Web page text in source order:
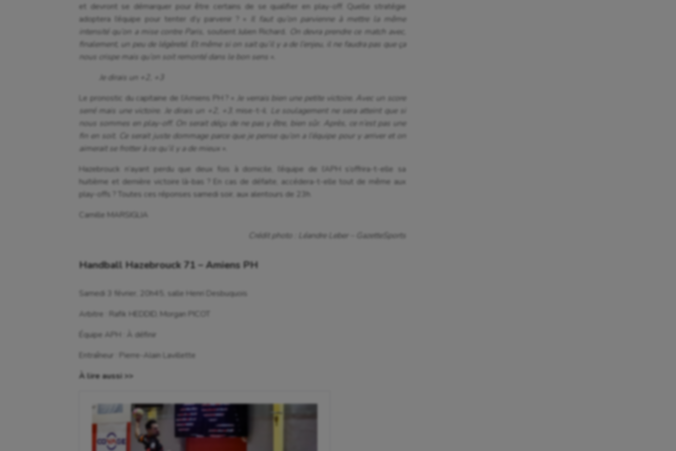
et devront se démarquer pour être certains de se qualifier en play-off. Quelle stratégie
adoptera l’équipe pour tenter d’y parvenir ? «
Il faut qu’on parvienne à mettre la même
intensité qu’on a mise contre Paris,
soutient Julien Richard
. On devra prendre ce match avec,
finalement, un peu de légèreté. Et même si on sait qu’il y a de l’enjeu, il ne faudra pas que ça
nous crispe mais qu’on soit remonté dans le bon sens ».
Je dirais un +2, +3
Le pronostic du capitaine de l’Amiens PH ? «
Je verrais bien une petite victoire. Avec un score
serré mais une victoire. Je dirais un +2, +3
, mise-t-il.
Le soulagement ne sera atteint que si
nous sommes en play-off. On serait déçu de ne pas y être, bien sûr. Après, ce n’est pas une
fin en soit. Ce serait juste dommage parce que je pense qu’on a l’équipe pour y arriver et on
aimerait se frotter à ce qu’il y a de mieux ».
Hazebrouck n’ayant perdu que deux fois à domicile, l’équipe de l’APH s’offrira-t-elle sa
huitième et dernière victoire là-bas ? En cas de défaite, accédera-t-elle tout de même aux
play-offs ? Toutes ces réponses samedi soir, aux alentours de 23h.
Camille MARSIGLIA
Crédit photo : Léandre Leber – GazetteSports
Handball Hazebrouck 71 – Amiens PH
Samedi 3 février, 20h45, salle Henri Desbuquois
Arbitre : Rafik HEDDID, Morgan PICOT
Équipe APH : À définir
Entraîneur : Pierre-Alain Lavillette
À lire aussi >>